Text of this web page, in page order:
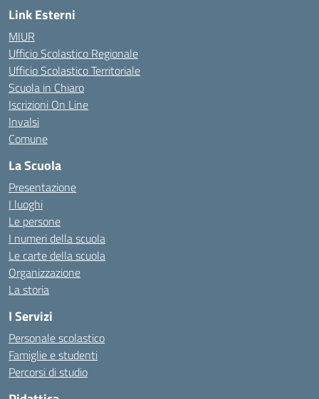
Link Esterni
MIUR
Ufficio Scolastico Regionale
Ufficio Scolastico Territoriale
Scuola in Chiaro
Iscrizioni On Line
Invalsi
Comune
La Scuola
Presentazione
I luoghi
Le persone
I numeri della scuola
Le carte della scuola
Organizzazione
La storia
I Servizi
Personale scolastico
Famiglie e studenti
Percorsi di studio